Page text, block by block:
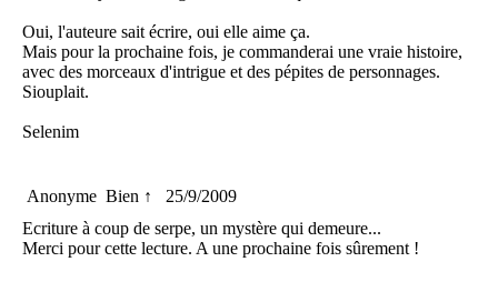
Oui, l'auteure sait écrire, oui elle aime ça.
Mais pour la prochaine fois, je commanderai une vraie histoire,
avec des morceaux d'intrigue et des pépites de personnages.
Siouplait.
Selenim
Anonyme Bien ↑
25/9/2009
Ecriture à coup de serpe, un mystère qui demeure...
Merci pour cette lecture. A une prochaine fois sûrement !